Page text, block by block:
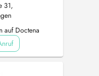
31,
auf Doctena